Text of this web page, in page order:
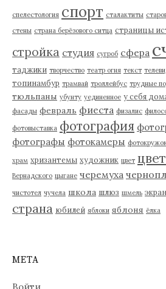
спелестология спорт сталактиты
стены страна берёзового ситца страницы
стройка студия сугроб сфера
таджики творчество театр огня текст
топинамбур трамвай троллейбус трудные
тюльпаны убунту уединенное у себя
фасады февраль фиеста физалис
фотовыставка фотография
фотографы фотокамеры
храм хризантемы художник цвет
Вернадского цыгане черемуха
чистотел чучела школа шлюз шмель
страна юбилей яблоки яблоня ёлка
МЕТА